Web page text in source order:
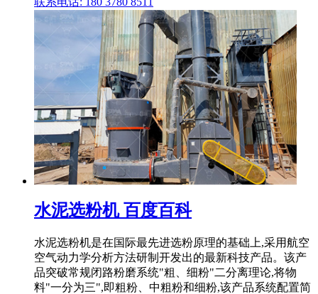
水泥选粉机 百度百科
水泥选粉机是在国际最先进选粉原理的基础上,采用航空
空气动力学分析方法研制开发出的最新科技产品。该产
品突破常规闭路粉磨系统"粗、细粉"二分离理论,将物
料"一分为三",即粗粉、中粗粉和细粉,该产品系统配置简